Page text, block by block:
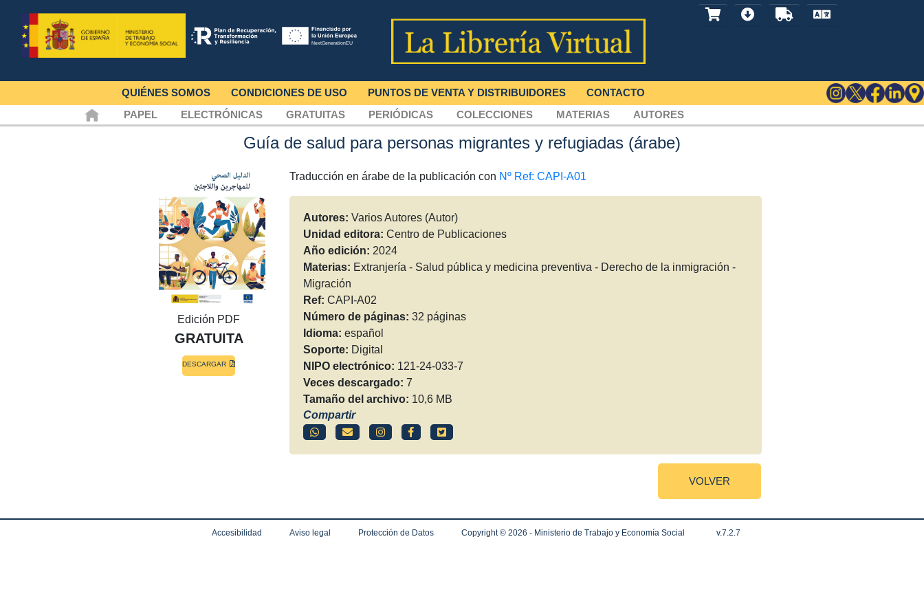
QUIÉNES SOMOS CONDICIONES DE USO PUNTOS DE VENTA Y DISTRIBUIDORES
CONTACTO
PAPEL
ELECTRÓNICAS GRATUITAS PERIÓDICAS COLECCIONES MATERIAS AUTORES
Guía de salud para personas migrantes y refugiadas (árabe)
Edición PDF
GRATUITA
DESCARGAR
Traducción en árabe de la publicación con Nº Ref: CAPI-A01
Autores: Varios Autores (Autor)
Unidad editora: Centro de Publicaciones
Año edición: 2024
Materias: Extranjería - Salud pública y medicina preventiva - Derecho de la inmigración -
Migración
Ref: CAPI-A02
Número de páginas: 32 páginas
Idioma: español
Soporte: Digital
NIPO electrónico: 121-24-033-7
Veces descargado: 7
Tamaño del archivo: 10,6 MB
Compartir
VOLVER
Accesibilidad Aviso legal Protección de Datos Copyright © 2026 - Ministerio de Trabajo y Economía Social v.7.2.7